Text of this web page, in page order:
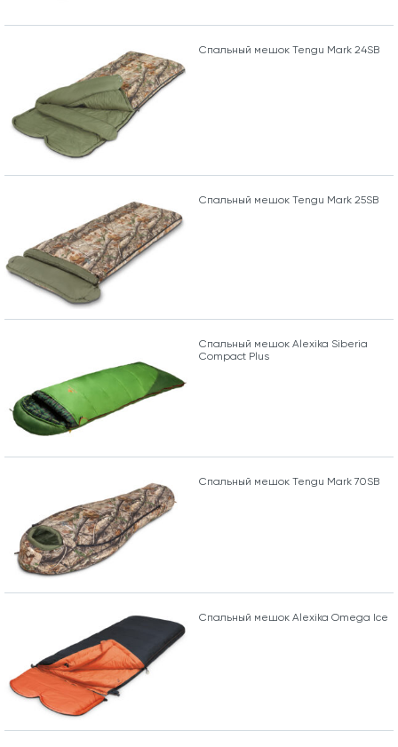
Спальный мешок Tengu Mark 24SB
Спальный мешок Tengu Mark 25SB
Спальный мешок Alexika Siberia
Compact Plus
Спальный мешок Tengu Mark 70SB
Спальный мешок Alexika Omega Ice